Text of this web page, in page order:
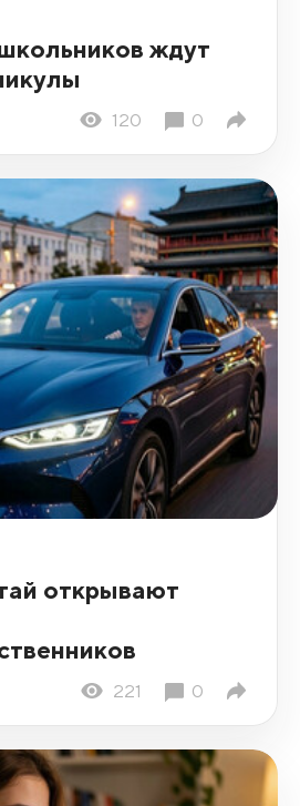
ждут
120 0
открывают
221 0